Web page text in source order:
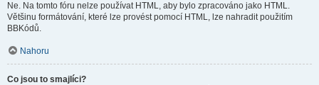
Ne. Na tomto fóru nelze používat HTML, aby bylo zpracováno jako HTML.
Většinu formátování, které lze provést pomocí HTML, lze nahradit použitím
BBKódů.
Nahoru
Co jsou to smajlíci?